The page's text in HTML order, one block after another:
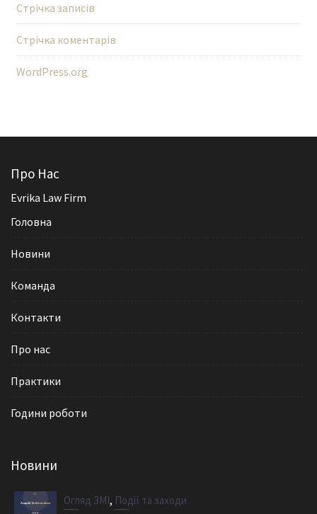
Стрічка записів
Стрічка коментарів
WordPress.org
Про Нас
Evrika Law Firm
Головна
Новини
Команда
Контакти
Про нас
Практики
Години роботи
Новини
Огляд ЗМІ, Події та заходи